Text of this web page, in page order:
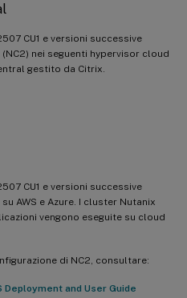
CU1 e versioni successive
nei seguenti hypervisor cloud
gestito da Citrix.
CU1 e versioni successive
AWS e Azure. I cluster Nutanix
vengono eseguite su cloud
di NC2, consultare:
Deployment and User Guide